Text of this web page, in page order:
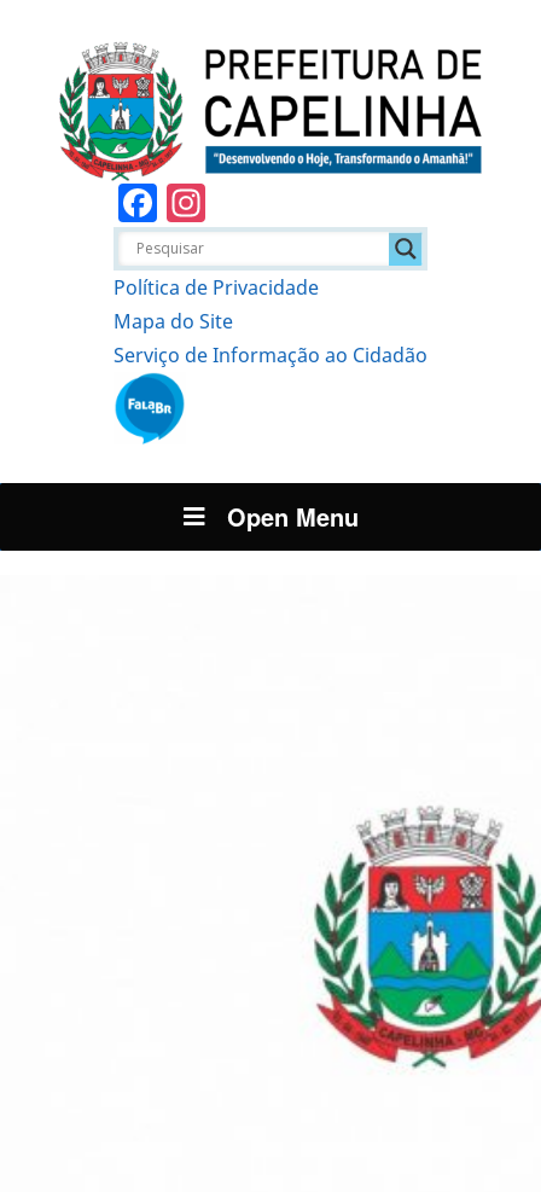
Facebook
Política de Privacidade
Mapa do Site
Serviço de Informação ao Cidadão
Open Menu